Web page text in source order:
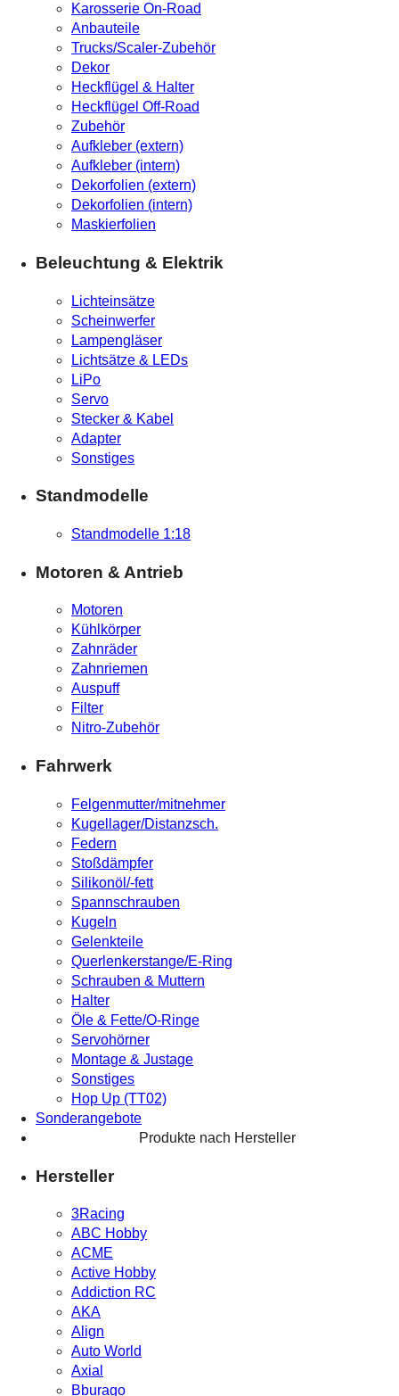
Karosserie On-Road
Anbauteile
Trucks/Scaler-Zubehör
Dekor
Heckflügel & Halter
Heckflügel Off-Road
Zubehör
Aufkleber (extern)
Aufkleber (intern)
Dekorfolien (extern)
Dekorfolien (intern)
Maskierfolien
Beleuchtung & Elektrik
Lichteinsätze
Scheinwerfer
Lampengläser
Lichtsätze & LEDs
LiPo
Servo
Stecker & Kabel
Adapter
Sonstiges
Standmodelle
Standmodelle 1:18
Motoren & Antrieb
Motoren
Kühlkörper
Zahnräder
Zahnriemen
Auspuff
Filter
Nitro-Zubehör
Fahrwerk
Felgenmutter/mitnehmer
Kugellager/Distanzsch.
Federn
Stoßdämpfer
Silikonöl/-fett
Spannschrauben
Kugeln
Gelenkteile
Querlenkerstange/E-Ring
Schrauben & Muttern
Halter
Öle & Fette/O-Ringe
Servohörner
Montage & Justage
Sonstiges
Hop Up (TT02)
Sonderangebote
Produkte nach Hersteller
Hersteller
3Racing
ABC Hobby
ACME
Active Hobby
Addiction RC
AKA
Align
Auto World
Axial
Bburago